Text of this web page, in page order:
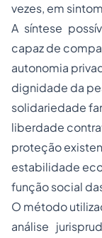
vezes, em
A síntese
capaz de
autonomia
dignidade da
solidariedade
liberdade
proteção
estabilidade
função social
O método
análise